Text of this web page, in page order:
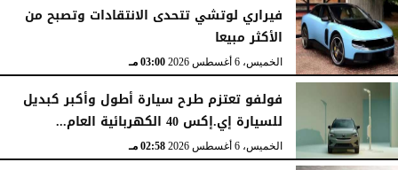
الخميس، 6 أغسطس 2026 03:15 مـ
فيراري لوتشي تتحدى الانتقادات وتصبح من
الأكثر مبيعا
الخميس، 6 أغسطس 2026 03:00 مـ
فولفو تعتزم طرح سيارة أطول وأكبر كبديل
للسيارة إي.إكس 40 الكهربائية العام...
الخميس، 6 أغسطس 2026 02:58 مـ